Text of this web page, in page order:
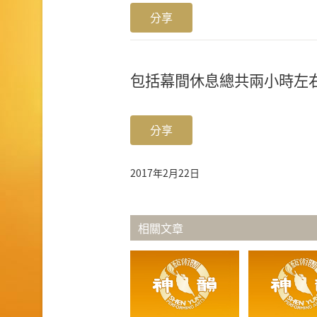
分享
包括幕間休息總共兩小時左
分享
2017年2月22日
相關文章